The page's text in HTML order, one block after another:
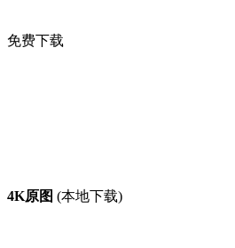
免费下载
4K原图 (本地下载)